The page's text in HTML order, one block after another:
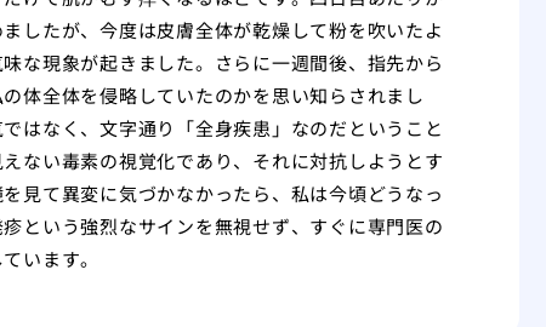
したが、今度は皮膚全体が乾燥して粉を吹いたよ
な現象が起きました。さらに一週間後、指先から
体全体を侵略していたのかを思い知らされまし
はなく、文字通り「全身疾患」なのだということ
ない毒素の視覚化であり、それに対抗しようとす
見て異変に気づかなかったら、私は今頃どうなっ
という強烈なサインを無視せず、すぐに専門医の
います。